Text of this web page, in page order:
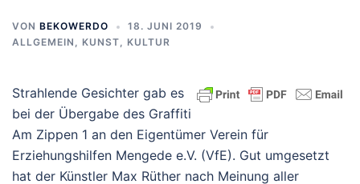
VON BEKOWERDO
18. JUNI 2019
ALLGEMEIN , KUNST, KULTUR
Strahlende Gesichter gab es
bei der Übergabe des Graffiti
Am Zippen 1 an den Eigentümer Verein für
Erziehungshilfen Mengede e.V. (VfE). Gut umgesetzt
hat der Künstler Max Rüther nach Meinung aller